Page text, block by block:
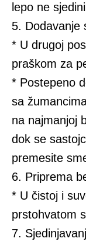
lepo ne
5. Dodavanje
* U drugoj
praškom za
* Postepeno
sa
na najmanjoj
dok se
premesite
6. Priprema
* U čistoj i
prstohvatom
7.